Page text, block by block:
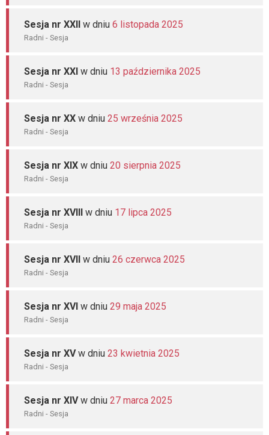
Sesja nr XXII w dniu 6 listopada 2025
Radni - Sesja
Sesja nr XXI w dniu 13 października 2025
Radni - Sesja
Sesja nr XX w dniu 25 września 2025
Radni - Sesja
Sesja nr XIX w dniu 20 sierpnia 2025
Radni - Sesja
Sesja nr XVIII w dniu 17 lipca 2025
Radni - Sesja
Sesja nr XVII w dniu 26 czerwca 2025
Radni - Sesja
Sesja nr XVI w dniu 29 maja 2025
Radni - Sesja
Sesja nr XVw dniu 23 kwietnia 2025
Radni - Sesja
Sesja nr XIVw dniu 27 marca 2025
Radni - Sesja